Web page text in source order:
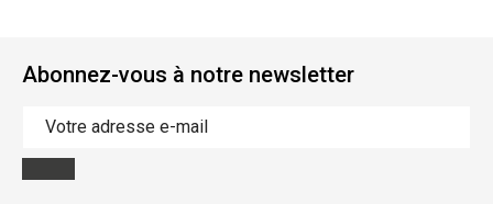
Abonnez-vous à notre newsletter